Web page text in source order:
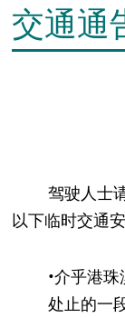
交通通
驾驶人士请
以下临时交通
•介乎港
处止的一